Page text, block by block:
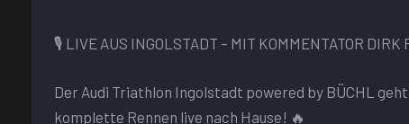
🎙️ LIVE AUS INGOLSTADT – MIT KOMMENTATOR DIRK
Der Audi Triathlon Ingolstadt powered by BÜCHL
komplette Rennen live nach Hause! 🔥